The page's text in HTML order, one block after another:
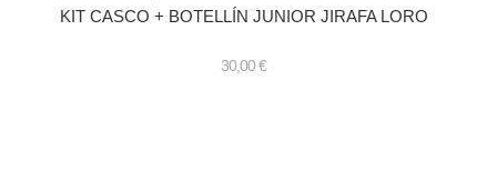
KIT CASCO + BOTELLÍN JUNIOR JIRAFA LORO
30,00€